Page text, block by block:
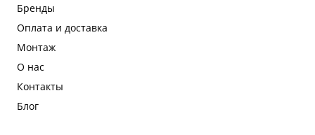
Бренды
Оплата и доставка
Монтаж
О нас
Контакты
Блог